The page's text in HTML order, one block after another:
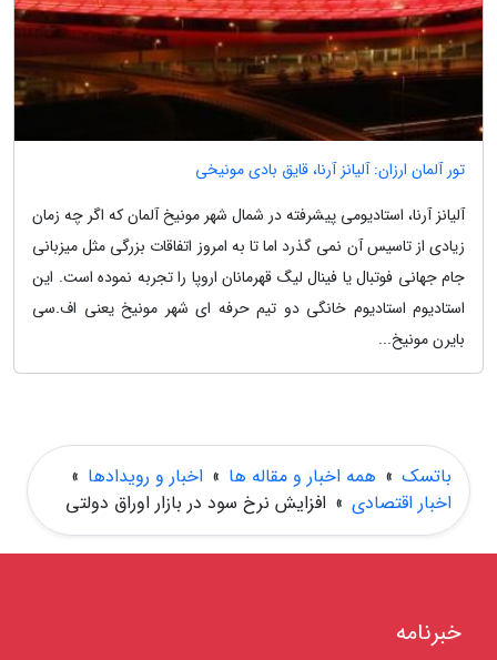
تور آلمان ارزان: آلیانز آرنا، قایق بادی مونیخی
آلیانز آرنا، استادیومی پیشرفته در شمال شهر مونیخ آلمان که اگر چه زمان
زیادی از تاسیس آن نمی گذرد اما تا به امروز اتفاقات بزرگی مثل میزبانی
جام جهانی فوتبال یا فینال لیگ قهرمانان اروپا را تجربه نموده است. این
استادیوم استادیوم خانگی دو تیم حرفه ای شهر مونیخ یعنی اف.سی
بایرن مونیخ...
باتسک » همه اخبار و مقاله ها » اخبار و رویدادها »
اخبار اقتصادی » افزایش نرخ سود در بازار اوراق دولتی
خبرنامه